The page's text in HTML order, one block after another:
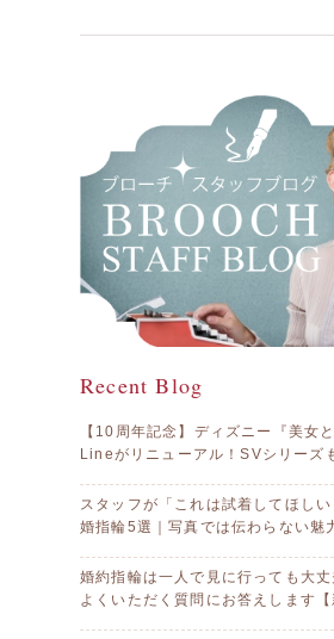
Recent Blog
【10周年記念】ディズニー『美女
Lineがリニューアル！SVシリーズ
スタッフが「これは試着してほし
婚指輪5選｜写真では伝わらない魅
婚約指輪は一人で見に行っても大丈
よくいただく質問にお答えします【